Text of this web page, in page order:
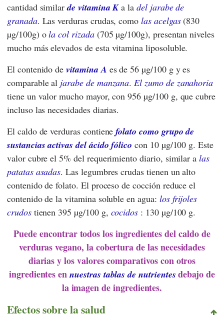
cantidad similarde vitamina Ka ladel jarabe de
granada. Las verduras crudas, comolas acelgas(830
µg/100g) ola col rizada(705 µg/100g), presentan niveles
mucho más elevados de esta vitamina liposoluble.
El contenido devitamina A es de 56 µg/100 g y es
comparable al jarabe de manzana.El zumo de zanahoria
tiene un valor mucho mayor, con 956 µg/100 g, que cubre
incluso las necesidades diarias.
El caldo de verduras contienefolato como grupo de
sustancias activas del ácido fólico con 10 µg/100 g. Este
valor cubre el 5% del requerimiento diario, similar alas
patatas asadas. Las legumbres crudas tienen un alto
contenido de folato. El proceso de cocción reduce el
contenido de la vitamina soluble en agua: los frijoles
crudostienen 395 µg/100 g, cocidos : 130 µg/100 g.
Puede encontrar todos los ingredientes del caldo de
verduras vegano, la cobertura de las necesidades
diarias y los valores comparativos con otros
ingredientes ennuestras tablas de nutrientes debajo de
la imagen de ingredientes.
Efectos sobre la salud